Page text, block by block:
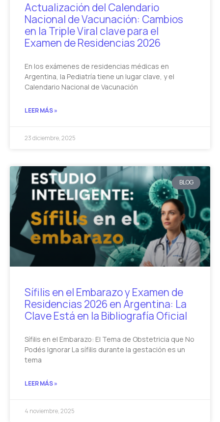
Actualización del Calendario
Nacional de Vacunación: Cambios
en la Triple Viral clave para el
Examen de Residencias 2026
En los exámenes de residencias médicas en
Argentina, la Pediatría tiene un lugar clave, y el
Calendario Nacional de Vacunación
LEER MÁS »
23 diciembre, 2025
BLOG
Sífilis en el Embarazo y Examen de
Residencias 2026 en Argentina: La
Clave Está en la Bibliografía Oficial
Sífilis en el Embarazo: El Tema de Obstetricia que No
Podés Ignorar La sífilis durante la gestación es un
tema
LEER MÁS »
4 noviembre, 2025